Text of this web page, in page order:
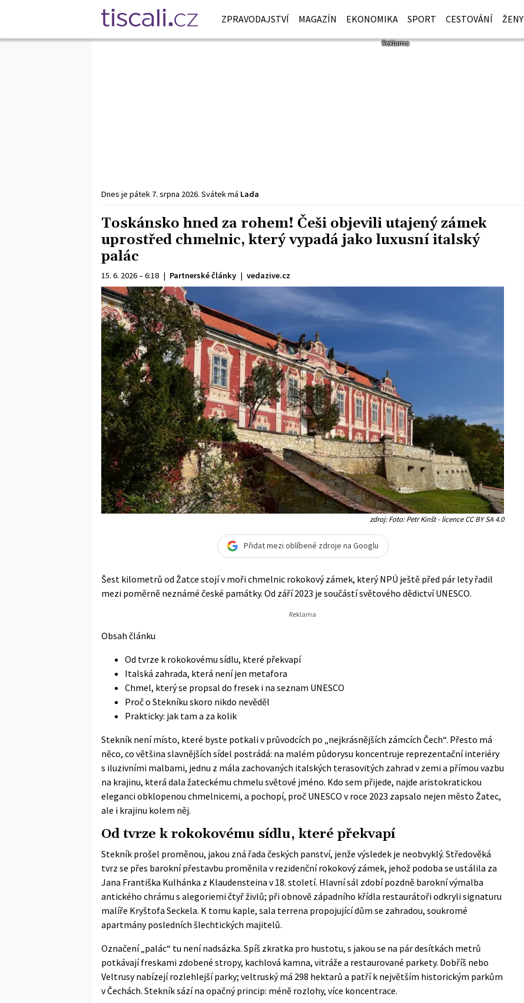
ZPRAVODAJSTVÍ MAGAZÍN EKONOMIKA SPORT CESTOVÁNÍ ŽENY
Dnes je pátek 7. srpna 2026. Svátek má Lada
Toskánsko hned za rohem! Češi objevili utajený zámek
uprostřed chmelnic, který vypadá jako luxusní italský
palác
15. 6. 2026 – 6:18 | Partnerské články | vedazive.cz
zdroj: Foto: Petr Kinšt - licence CC BY SA 4.0
Přidat mezi oblíbené zdroje na Googlu
Šest kilometrů od Žatce stojí v moři chmelnic rokokový zámek, který NPÚ ještě před pár lety řadil
mezi poměrně neznámé české památky. Od září 2023 je součástí světového dědictví UNESCO.
Obsah článku
Od tvrze k rokokovému sídlu, které překvapí
Italská zahrada, která není jen metafora
Chmel, který se propsal do fresek i na seznam UNESCO
Proč o Stekníku skoro nikdo nevěděl
Prakticky: jak tam a za kolik
Stekník není místo, které byste potkali v průvodcích po „nejkrásnějších zámcích Čech“. Přesto má
něco, co většina slavnějších sídel postrádá: na malém půdorysu koncentruje reprezentační interiéry
s iluzivními malbami, jednu z mála zachovaných italských terasovitých zahrad v zemi a přímou vazbu
na krajinu, která dala žateckému chmelu světové jméno. Kdo sem přijede, najde aristokratickou
eleganci obklopenou chmelnicemi, a pochopí, proč UNESCO v roce 2023 zapsalo nejen město Žatec,
ale i krajinu kolem něj.
Od tvrze k rokokovému sídlu, které překvapí
Stekník prošel proměnou, jakou zná řada českých panství, jenže výsledek je neobvyklý. Středověká
tvrz se přes barokní přestavbu proměnila v rezidenční rokokový zámek, jehož podoba se ustálila za
Jana Františka Kulhánka z Klaudensteina v 18. století. Hlavní sál zdobí pozdně barokní výmalba
antického chrámu s alegoriemi čtyř živlů; při obnově západního křídla restaurátoři odkryli signaturu
malíře Kryštofa Seckela. K tomu kaple, sala terrena propojující dům se zahradou, soukromé
apartmány posledních šlechtických majitelů.
Označení „palác“ tu není nadsázka. Spíš zkratka pro hustotu, s jakou se na pár desítkách metrů
potkávají freskami zdobené stropy, kachlová kamna, vitráže a restaurované parkety. Dobříš nebo
Veltrusy nabízejí rozlehlejší parky; veltruský má 298 hektarů a patří k největším historickým parkům
v Čechách. Stekník sází na opačný princip: méně rozlohy, více koncentrace.